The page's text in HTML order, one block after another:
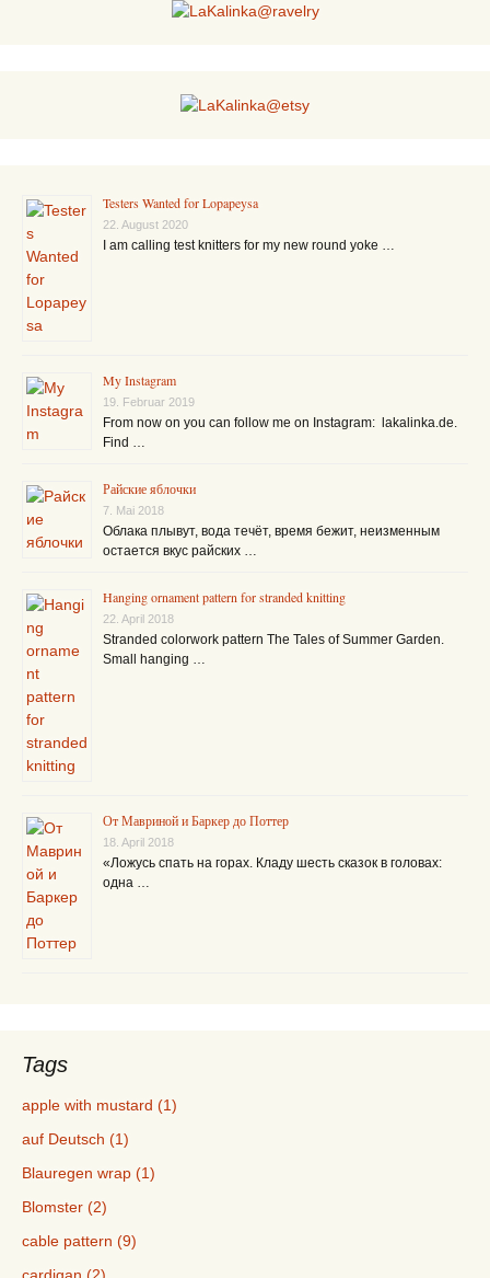
Testers Wanted for Lopapeysa
22. August 2020
I am calling test knitters for my new round yoke …
My Instagram
19. Februar 2019
From now on you can follow me on Instagram: lakalinka.de.
Find …
Райские яблочки
7. Mai 2018
Облака плывут, вода течёт, время бежит, неизменным
остается вкус райских …
Hanging ornament pattern for stranded knitting
22. April 2018
Stranded colorwork pattern The Tales of Summer Garden.
Small hanging …
От Мавриной и Баркер до Поттер
18. April 2018
«Ложусь спать на горах. Кладу шесть сказок в головах:
одна …
Tags
apple with mustard (1)
auf Deutsch (1)
Blauregen wrap (1)
Blomster (2)
cable pattern (9)
cardigan (2)